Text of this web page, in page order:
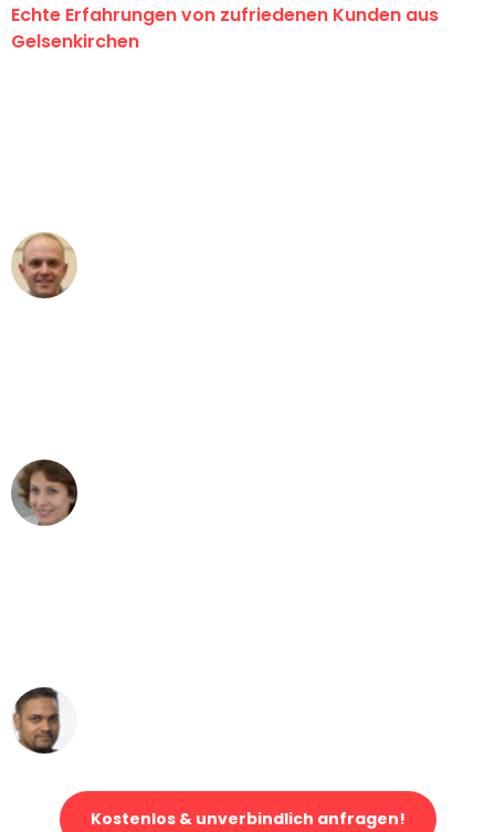
Echte Erfahrungen von zufriedenen Kunden aus
Gelsenkirchen
Kostenlos & unverbindlich anfragen!